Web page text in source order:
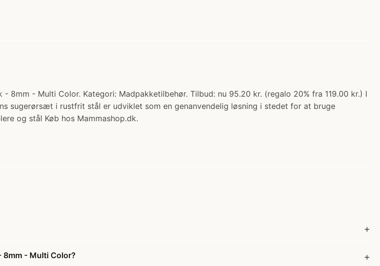
8mm - Multi Color. Kategori: Madpakketilbehør. Tilbud: nu 95.20 kr. (regalo 20% fra 119.00 kr.) I
sugerørsæt i rustfrit stål er udviklet som en genanvendelig løsning i stedet for at bruge
og stål Køb hos Mammashop.dk.
8mm - Multi Color?